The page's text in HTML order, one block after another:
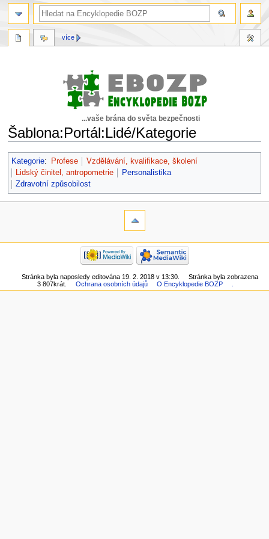
...vaše brána do světa bezpečnosti
Šablona:Portál:Lidé/Kategorie
Skočit
na
navigaci
Skočit
na
vyhledávání
Kategorie: Profese
Vzdělávání, kvalifikace, školení
Lidský činitel, antropometrie
Personalistika
Zdravotní způsobilost
více
Stránka byla naposledy editována 19. 2. 2018 v 13:30.
Stránka byla zobrazena
3 807krát.
Ochrana osobních údajů O Encyklopedie BOZP .